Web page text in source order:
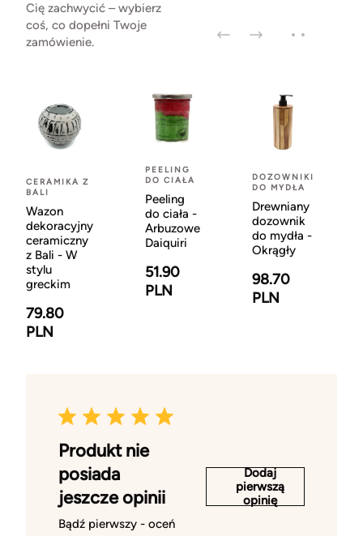
Cię zachwycić – wybierz
coś, co dopełni Twoje
zamówienie.
CERAMIKA Z
BALI
Wazon
dekoracyjny
ceramiczny
z Bali - W
stylu
greckim
79.80
PLN
PEELING
DO CIAŁA
Peeling
do ciała -
Arbuzowe
Daiquiri
51.90
PLN
DOZOWNIKI
DO MYDŁA
Drewniany
dozownik
do mydła -
Okrągły
98.70
PLN
Produkt nie
posiada
jeszcze opinii
Bądź pierwszy - oceń
Dodaj
pierwszą
opinię